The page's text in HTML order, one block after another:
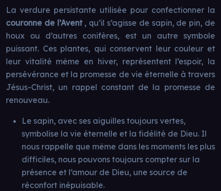
La verdure persistante utilisée pour confectionner la
couronne de l’Avent , qu’il s’agisse de sapin, de pin, de
houx ou d’autres conifères, est un autre symbole
puissant. Ces plantes, qui conservent leur couleur et
leur vitalité même en hiver, représentent l’espoir, la
persévérance et la promesse de vie éternelle à travers
Jésus-Christ, un rappel constant de la promesse de
renouveau.
Le sapin, avec ses aiguilles toujours vertes,
symbolise la vie éternelle et la fidélité de Dieu. Il
nous rappelle que même dans les moments les plus
difficiles, nous pouvons toujours compter sur la
présence et l’amour de Dieu, une source de
réconfort inépuisable.